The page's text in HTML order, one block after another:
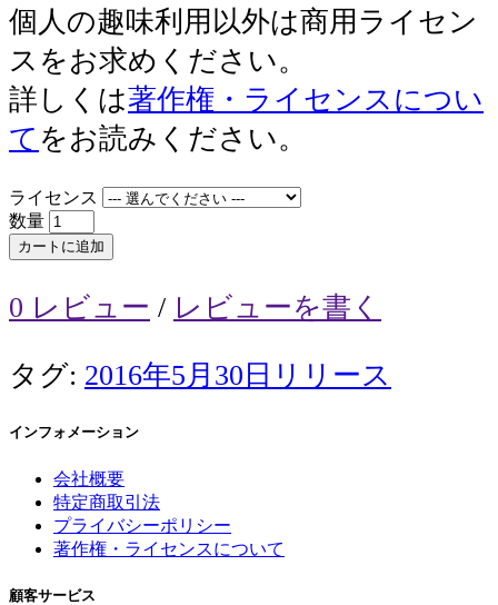
個人の趣味利用以外は商用ライセン
スをお求めください。
詳しくは著作権・ライセンスについ
て をお読みください。
ライセンス
数量
カートに追加
0 レビュー / レビューを書く
タグ: 2016年5月30日リリース
インフォメーション
会社概要
特定商取引法
プライバシーポリシー
著作権・ライセンスについて
顧客サービス